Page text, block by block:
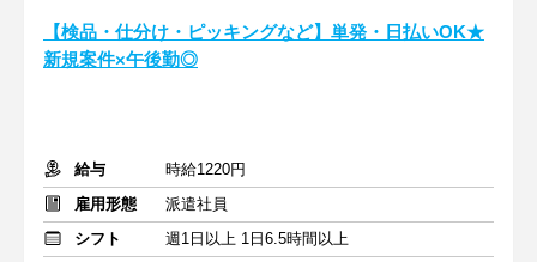
【検品・仕分け・ピッキングなど】単発・日払いOK★
新規案件×午後勤◎
給与
時給1220円
雇用形態
派遣社員
シフト
週1日以上 1日6.5時間以上